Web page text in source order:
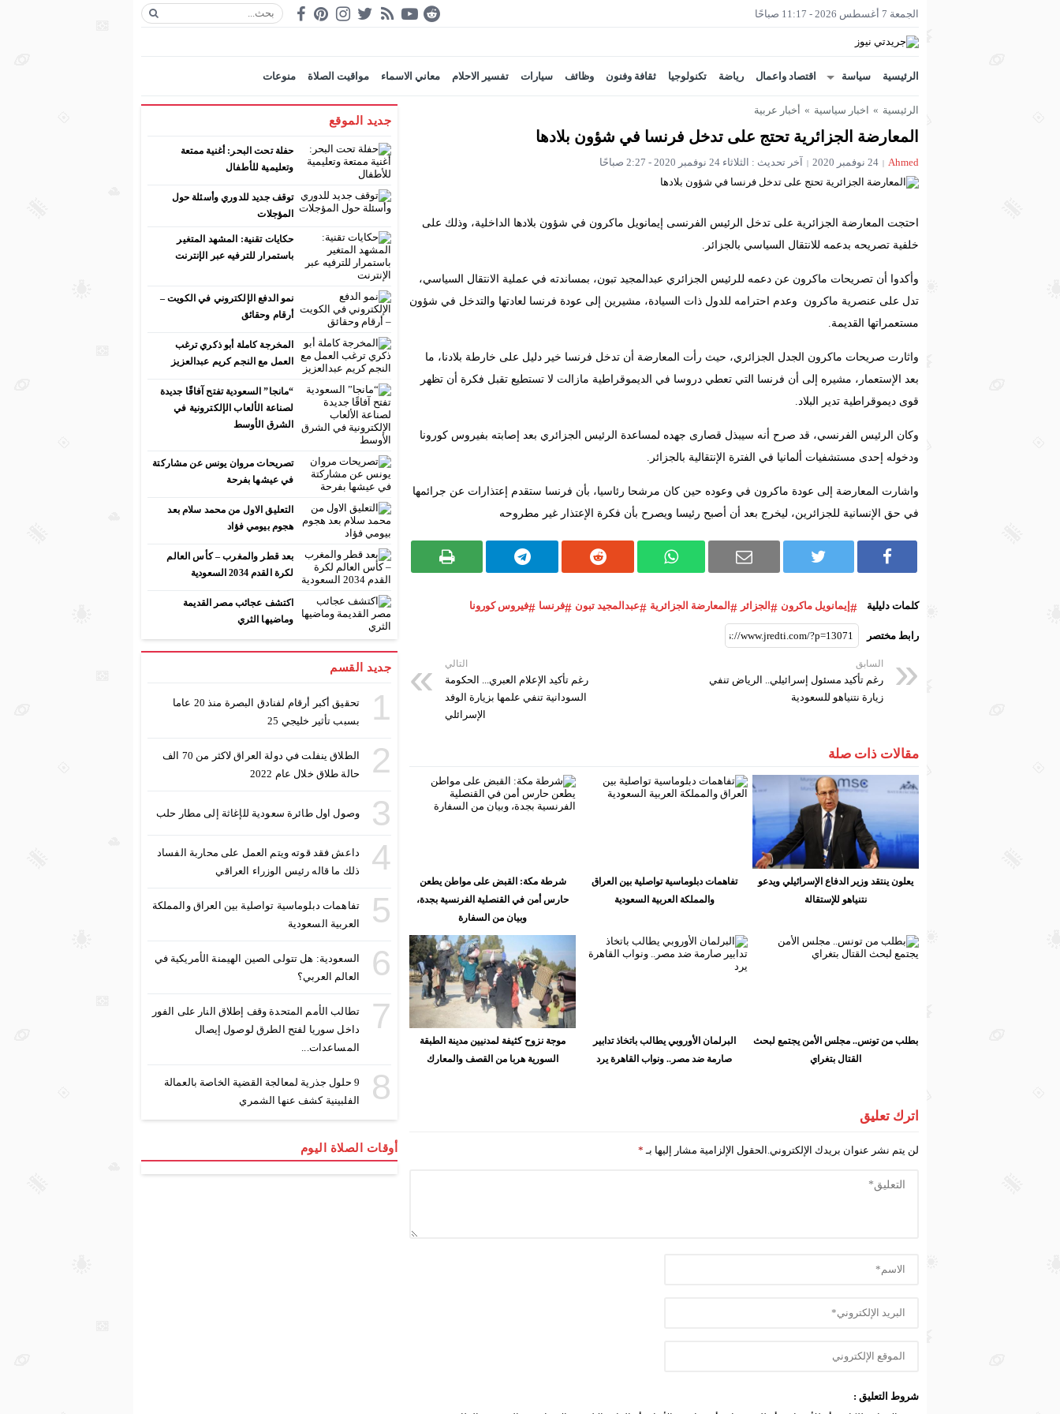
الجمعة 7 أغسطس 2026 - 11:17 صباحًا
الرئيسية سياسة اقتصاد واعمال رياضة تكنولوجيا ثقافة وفنون وظائف سيارات تفسير الاحلام معاني الاسماء مواقيت الصلاة منوعات
الرئيسية » اخبار سياسية » أخبار عربية
المعارضة الجزائرية تحتج على تدخل فرنسا في شؤون بلادها
Ahmed 24 نوفمبر 2020 آخر تحديث : الثلاثاء 24 نوفمبر 2020 - 2:27 صباحًا
احتجت المعارضة الجزائرية على تدخل الرئيس الفرنسى إيمانويل ماكرون في شؤون بلادها الداخلية، وذلك على
خلفية تصريحه بدعمه للانتقال السياسي بالجزائر.
وأكدوا أن تصريحات ماكرون عن دعمه للرئيس الجزائري عبدالمجيد تبون، بمساندته في عملية الانتقال السياسي،
تدل على عنصرية ماكرون وعدم احترامه للدول ذات السيادة، مشيرين إلى عودة فرنسا لعادتها والتدخل في شؤون
مستعمراتها القديمة.
واثارت صريحات ماكرون الجدل الجزائري، حيث رأت المعارضة أن تدخل فرنسا خير دليل على خارطة بلادنا، ما
بعد الإستعمار، مشيره إلى أن فرنسا التي تعطي دروسا في الديموقراطية مازالت لا تستطيع تقبل فكرة أن تظهر
قوى ديموقراطية تدير البلاد.
وكان الرئيس الفرنسي، قد صرح أنه سيبذل قصارى جهده لمساعدة الرئيس الجزائري بعد إصابته بفيروس كورونا
ودخوله إحدى مستشفيات ألمانيا في الفترة الإنتقالية بالجزائر.
واشارت المعارضة إلى عودة ماكرون في وعوده حين كان مرشحا رئاسيا، بأن فرنسا ستقدم إعتذارات عن جرائمها
في حق الإنسانية للجزائرين، ليخرج بعد أن أصبح رئيسا ويصرح بأن فكرة الإعتذار غير مطروحه
كلمات دليلية إيمانويل ماكرون الجزائر المعارضة الجزائرية عبدالمجيد تبون فرنسا فيروس كورونا
رابط مختصر
السابق
رغم تأكيد مسئول إسرائيلي.. الرياض تنفي
زيارة نتنياهو للسعودية
التالي
رغم تأكيد الإعلام العبري... الحكومة
السودانية تنفي علمها بزيارة الوفد
الإسرائلي
مقالات ذات صلة
يعلون ينتقد وزير الدفاع الإسرائيلي ويدعو
نتنياهو للإستقالة
تفاهمات دبلوماسية تواصلية بين العراق
والمملكة العربية السعودية
شرطة مكة: القبض على مواطن يطعن
حارس أمن في القنصلية الفرنسية بجدة،
وبيان من السفارة
بطلب من تونس.. مجلس الأمن يجتمع لبحث
القتال بتغراي
البرلمان الأوروبي يطالب باتخاذ تدابير
صارمة ضد مصر.. ونواب القاهرة يرد
موجة نزوح كثيفة لمدنيين مدينة الطبقة
السورية هربا من القصف والمعارك
اترك تعليق
لن يتم نشر عنوان بريدك الإلكتروني. الحقول الإلزامية مشار إليها بـ *
شروط التعليق :
جديد الموقع
حفلة تحت البحر: أغنية ممتعة
وتعليمية للأطفال
توقف جديد للدوري وأسئلة حول
المؤجلات
حكايات تقنية: المشهد المتغير
باستمرار للترفيه عبر الإنترنت
نمو الدفع الإلكتروني في الكويت –
أرقام وحقائق
المخرجة كاملة أبو ذكري ترغب
العمل مع النجم كريم عبدالعزيز
“مانجا” السعودية تفتح آفاقًا جديدة
لصناعة الألعاب الإلكترونية في
الشرق الأوسط
تصريحات مروان يونس عن مشاركتة
في عيشها بفرحة
التعليق الاول من محمد سلام بعد
هجوم بيومي فؤاد
بعد قطر والمغرب – كأس العالم
لكرة القدم 2034 السعودية
اكتشف عجائب مصر القديمة
وماضيها الثري
جديد القسم
1
تحقيق أكبر أرقام لفنادق البصرة منذ 20 عاما
بسبب تأثير خليجي 25
2
الطلاق ينفلت في دولة العراق لاكثر من 70 الف
حالة طلاق خلال عام 2022
3 وصول اول طائرة سعودية للإغاثة إلى مطار حلب
4
داعش فقد قوته ويتم العمل على محاربة الفساد
ذلك ما قاله رئيس الوزراء العراقي
5
تفاهمات دبلوماسية تواصلية بين العراق والمملكة
العربية السعودية
6
السعودية: هل تتولى الصين الهيمنة الأمريكية في
العالم العربي؟
7
تطالب الأمم المتحدة وقف إطلاق النار على الفور
داخل سوريا لفتح الطرق لوصول إيصال
المساعدات...
8
9 حلول جذرية لمعالجة القضية الخاصة بالعمالة
الفلبينية كشف عنها الشمري
أوقات الصلاة اليوم